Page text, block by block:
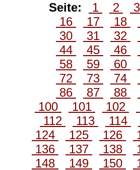
Seite: 1 2
16
17 18
30
31 32
44
45 46
58
59 60
72
73 74
86
87 88
100
101 102
112
113 114
124
125 126
136
137 138
148
149 150